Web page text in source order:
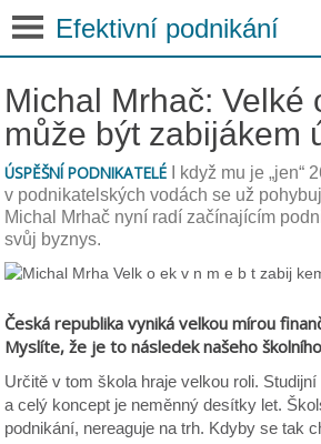
Efektivní podnikání
Michal Mrhač: Velké
může být zabijákem
ÚSPĚŠNÍ PODNIKATELÉ I když mu je „jen“
v podnikatelských vodách se už
Michal Mrhač nyní radí začínajícím
svůj byznys.
Česká republika vyniká velkou mírou
Myslíte, že je to následek našeho
Určitě v tom škola hraje velkou roli.
a celý koncept je neměnný desítky let.
podnikání, nereaguje na trh. Kdyby se tak